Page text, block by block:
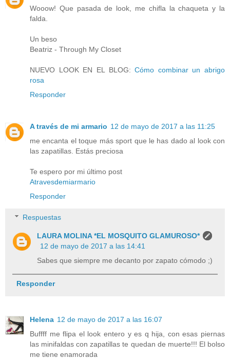
Wooow! Que pasada de look, me chifla la chaqueta y la
falda.
Un beso
Beatriz - Through My Closet
NUEVO LOOK EN EL BLOG:Cómo combinar un abrigo
rosa
Responder
A través de mi armario 12 de mayo de 2017 a las 11:25
me encanta el toque más sport que le has dado al look con
las zapatillas. Estás preciosa
Te espero por mi último post
Atravesdemiarmario
Responder
Respuestas
LAURA MOLINA *EL MOSQUITO GLAMUROSO*
12 de mayo de 2017 a las 14:41
Sabes que siempre me decanto por zapato cómodo ;)
Responder
Helena 12 de mayo de 2017 a las 16:07
Buffff me flipa el look entero y es q hija, con esas piernas
las minifaldas con zapatillas te quedan de muerte!!! El bolso
me tiene enamorada